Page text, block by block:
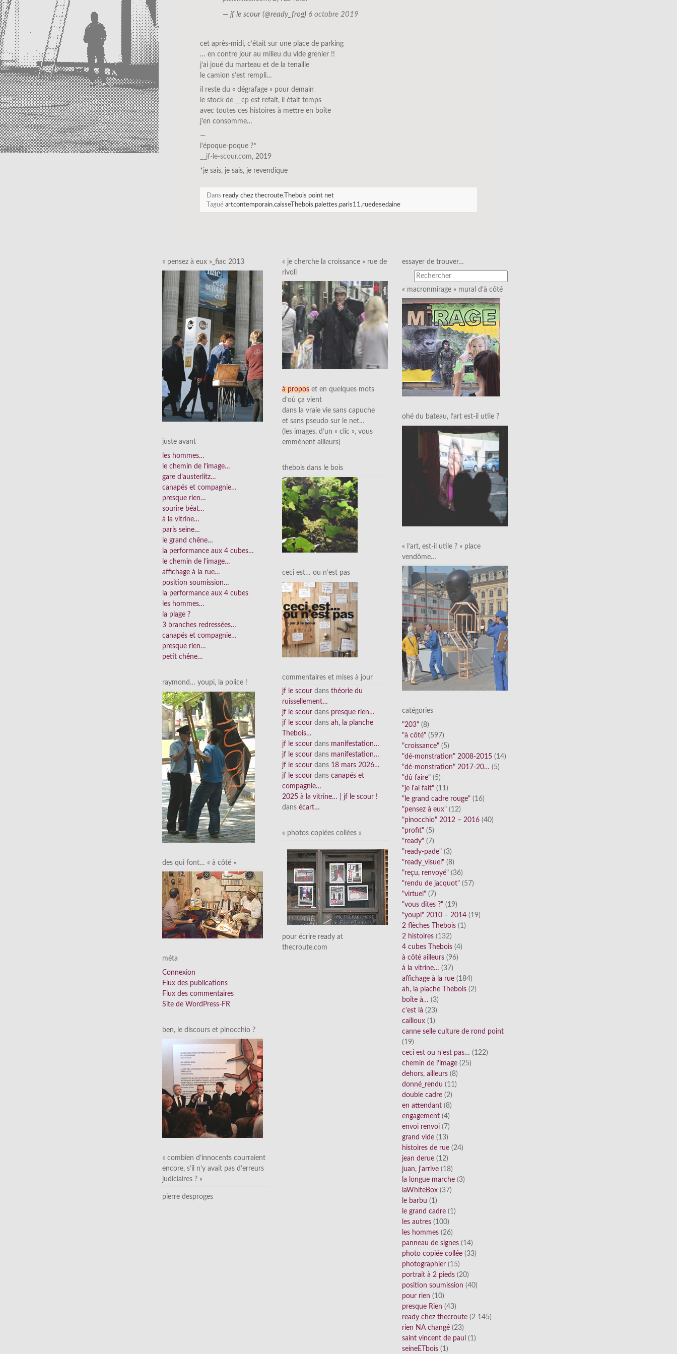
— jf le scour (@ready_frog) 6 octobre 2019
cet après-midi, c’était sur une place de parking
… en contre jour au milieu du vide grenier !!
j’ai joué du marteau et de la tenaille
le camion s’est rempli…
il reste du « dégrafage » pour demain
le stock de
__cp est refait, il était temps
avec toutes ces histoires à mettre en boîte
j’en consomme…
—
l’époque-poque ?*
__jf-le-scour.com, 2019
*je sais, je sais, je revendique
Dans ready chez thecroute,Thebois point net
Tagué artcontemporain,caisseThebois,palettes,paris11 ,ruedesedaine
« pensez à eux »_fiac 2013
juste avant
les hommes…
le chemin de l’image…
gare d’austerlitz…
canapés et compagnie…
presque rien…
sourire béat…
à la vitrine…
paris seine…
le grand chêne…
la performance aux 4 cubes…
le chemin de l’image…
affichage à la rue…
position soumission…
la performance aux 4 cubes
les hommes…
la plage ?
3 branches redressées…
canapés et compagnie…
presque rien…
petit chêne…
raymond… youpi, la police !
des qui font… « à côté »
méta
Connexion
Flux des publications
Flux des commentaires
Site de WordPress-FR
ben, le discours et pinocchio ?
« combien d’innocents courraient
encore, s’il n’y avait pas d’erreurs
judiciaires ? »
pierre desproges
« je cherche la croissance » rue de
rivoli
à propos et en quelques mots
d’où ça vient
dans la vraie vie sans capuche
et sans pseudo sur le net…
(les images, d’un « clic », vous
emmènent ailleurs)
thebois dans le bois
ceci est… ou n’est pas
commentaires et mises à jour
jf le scour dans théorie du
ruissellement…
jf le scour dans presque rien…
jf le scour dans ah, la planche
Thebois…
jf le scour dans manifestation…
jf le scour dans manifestation…
jf le scour dans 18 mars 2026…
jf le scour dans canapés et
compagnie…
2025 à la vitrine… | jf le scour !
dans écart…
« photos copiées collées »
pour écrire ready at
thecroute.com
essayer de trouver…
« macronmirage » mural d’à côté
ohé du bateau, l’art est-il utile ?
« l’art, est-il utile ? » place
vendôme…
catégories
"203" (8)
"à côté" (597)
"croissance" (5)
"dé-monstration" 2008-2015 (14)
"dé-monstration" 2017-20… (5)
"dû faire" (5)
"je l'ai fait" (11)
"le grand cadre rouge" (16)
"pensez à eux" (12)
"pinocchio" 2012 – 2016 (40)
"profit" (5)
"ready" (7)
"ready-pade" (3)
"ready_visuel" (8)
"reçu, renvoyé" (36)
"rendu de jacquot" (57)
"virtuel" (7)
"vous dites ?" (19)
"youpi" 2010 – 2014 (19)
2 flèches Thebois (1)
2 histoires (132)
4 cubes Thebois (4)
à côté ailleurs (96)
à la vitrine… (37)
affichage à la rue (184)
ah, la plache Thebois (2)
boîte à… (3)
c'est là (23)
cailloux (1)
canne selle culture de rond point
(19)
ceci est ou n'est pas… (122)
chemin de l'image (25)
dehors, ailleurs (8)
donné_rendu (11)
double cadre (2)
en attendant (8)
engagement (4)
envoi renvoi (7)
grand vide (13)
histoires de rue (24)
jean derue (12)
juan, j'arrive (18)
la longue marche (3)
laWhiteBox (37)
le barbu (1)
le grand cadre (1)
les autres (100)
les hommes (26)
panneau de signes (14)
photo copiée collée (33)
photographier (15)
portrait à 2 pieds (20)
position soumission (40)
pour rien (10)
presque Rien (43)
ready chez thecroute (2 145)
rien NA changé (23)
saint vincent de paul (1)
seineETbois (1)